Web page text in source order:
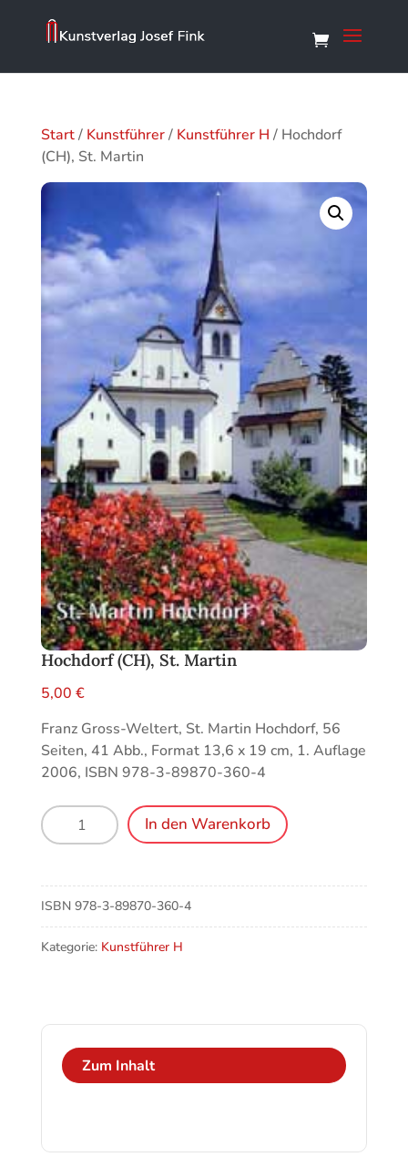
Start/ Kunstführer/ Kunstführer H / Hochdorf
(CH), St. Martin
Hochdorf (CH), St. Martin
5,00 €
Franz Gross-Weltert, St. Martin Hochdorf, 56
Seiten, 41 Abb., Format 13,6 x 19 cm, 1. Auflage
2006, ISBN 978-3-89870-360-4
Hochdorf
(CH),
Martin
Menge
In den Warenkorb
ISBN 978-3-89870-360-4
Kategorie: Kunstführer H
Zum Inhalt